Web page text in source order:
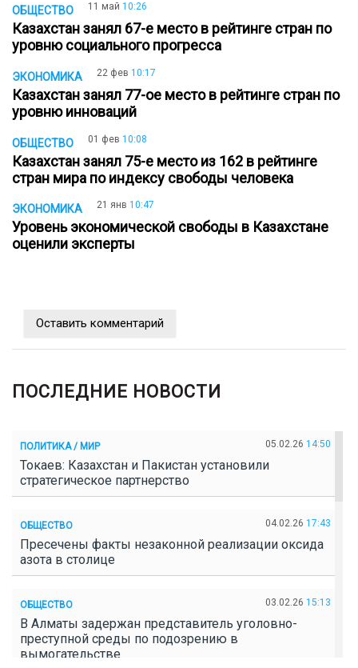
ОБЩЕСТВО 11 май 10:26
Казахстан занял 67-е место в рейтинге стран по
уровню социального прогресса
ЭКОНОМИКА 22 фев 10:17
Казахстан занял 77-ое место в рейтинге стран по
уровню инноваций
ОБЩЕСТВО 01 фев 10:08
Казахстан занял 75-е место из 162 в рейтинге
стран мира по индексу свободы человека
ЭКОНОМИКА 21 янв 10:47
Уровень экономической свободы в Казахстане
оценили эксперты
Оставить комментарий
ПОСЛЕДНИЕ НОВОСТИ
ПОЛИТИКА / МИР 05.02.26 14:50
Токаев: Казахстан и Пакистан установили
стратегическое партнерство
ОБЩЕСТВО 04.02.26 17:43
Пресечены факты незаконной реализации оксида
азота в столице
ОБЩЕСТВО 03.02.26 15:13
В Алматы задержан представитель уголовно-
преступной среды по подозрению в
вымогательстве